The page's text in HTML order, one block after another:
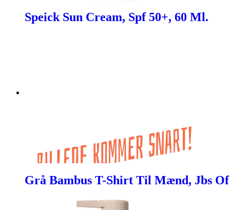
Speick Sun Cream, Spf 50+, 60 Ml.
Grå Bambus T-Shirt Til Mænd, Jbs